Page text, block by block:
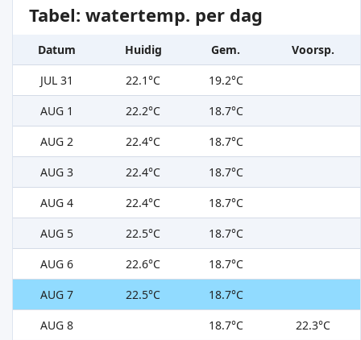
Tabel: watertemp. per dag
Datum Huidig Gem.
Voorsp.
JUL 31
22.1°C
19.2°C
AUG 1
22.2°C
18.7°C
AUG 2
22.4°C
18.7°C
AUG 3
22.4°C
18.7°C
AUG 4
22.4°C
18.7°C
AUG 5
22.5°C
18.7°C
AUG 6
22.6°C
18.7°C
AUG 7
22.5°C
18.7°C
AUG 8
18.7°C
22.3°C